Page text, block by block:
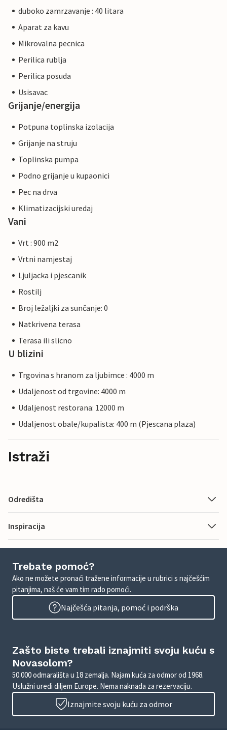
duboko zamrzavanje : 40 litara
Aparat za kavu
Mikrovalna pecnica
Perilica rublja
Perilica posuda
Usisavac
Grijanje/energija
Potpuna toplinska izolacija
Grijanje na struju
Toplinska pumpa
Podno grijanje u kupaonici
Pec na drva
Klimatizacijski uredaj
Vani
Vrt : 900 m2
Vrtni namjestaj
Ljuljacka i pjescanik
Rostilj
Broj ležaljki za sunčanje: 0
Natkrivena terasa
Terasa ili slicno
U blizini
Trgovina s hranom za ljubimce : 4000 m
Udaljenost od trgovine: 4000 m
Udaljenost restorana: 12000 m
Udaljenost obale/kupalista: 400 m (Pjescana plaza)
Istraži
Odredišta
Inspiracija
Trebate pomoć?
Ako ne možete pronaći tražene informacije u rubrici s najčešćim
pitanjima, naš će vam tim rado pomoći.
Najčešća pitanja, pomoć i podrška
Zašto biste trebali iznajmiti svoju kuću s
Novasolom?
50.000 odmarališta u 18 zemalja. Najam kuća za odmor od 1968.
Uslužni uredi diljem Europe. Nema naknada za rezervaciju.
Iznajmite svoju kuću za odmor